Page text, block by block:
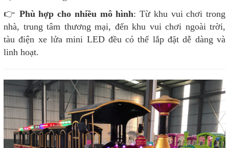
👉 Phù hợp cho nhiều mô hình: Từ khu vui chơi trong
nhà, trung tâm thương mại, đến khu vui chơi ngoài trời,
tàu điện xe lửa mini LED đều có thể lắp đặt dễ dàng và
linh hoạt.